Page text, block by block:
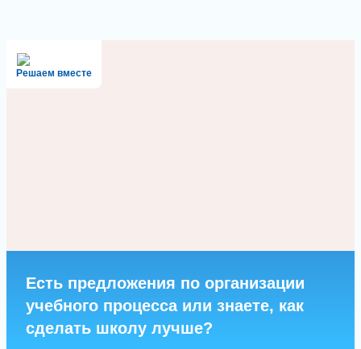
Решаем вместе
Есть предложения по организации
учебного процесса или знаете, как
сделать школу лучше?